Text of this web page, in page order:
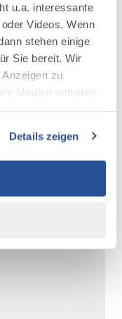
u.a. interessante
Videos. Wenn
stehen einige
Sie bereit. Wir
zu
Medien anbieten
Partner für
weiter. Unsere
mit
bereitgestellt
Details zeigen
©
Filmlocation